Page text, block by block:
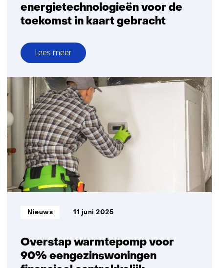
energietechnologieën voor de
toekomst in kaart gebracht
Lees meer
over
Disruptieve
energietechnologieën
voor
de
toekomst
in
kaart
gebracht
Overstap warmtepomp voor
90% eengezinswoningen
Informatietype:
Nieuws 11 juni 2025